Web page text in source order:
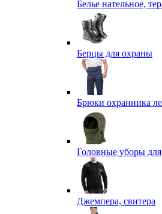
Белье нательное,
Берцы для охраны
Брюки охранника
Головные уборы
Джемпера, свитера